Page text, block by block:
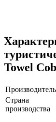
Towel
Производитель
Страна
производства